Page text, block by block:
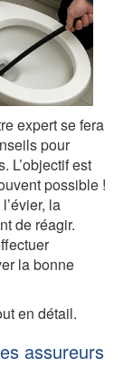
expert se fera
pour
L’objectif est
possible !
la
de réagir.
la bonne
en détail.
assureurs